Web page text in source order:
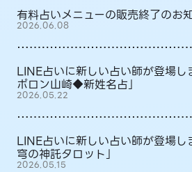
有料占いメニューの販売終了のお
2026.06.08
LINE占いに新しい占い師が登場
ポロン山崎◆新姓名占」
2026.05.22
LINE占いに新しい占い師が登場
穹の神託タロット」
2026.05.15